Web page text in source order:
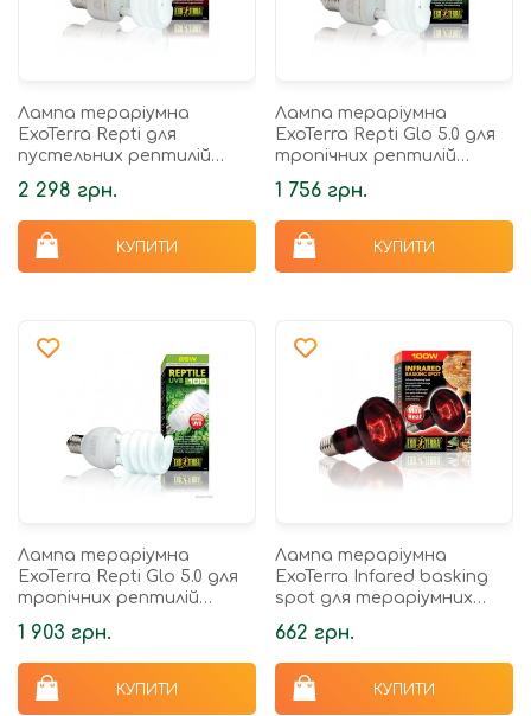
Лампа тераріумна
ExoTerra Repti для
пустельних рептилій
ультрафіолетова
люмінесцентна UVB 200 13
Вт E27
2 298 грн.
КУПИТИ
Лампа тераріумна
ExoTerra Repti Glo 5.0 для
тропічних рептилій
ультрафіолетова
люмінесцентна UVB100 13
Вт Е27
1 756 грн.
КУПИТИ
Лампа тераріумна
ExoTerra Repti Glo 5.0 для
тропічних рептилій
ультрафіолетова
люмінесцентна UVB 100 25
Вт Е27
1 903 грн.
КУПИТИ
Лампа тераріумна
ExoTerra Infared basking
spot для тераріумних
тварин інфрачервона
обігріваюча R25/100 Вт
662 грн.
КУПИТИ